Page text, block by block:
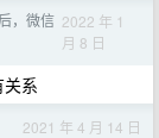
，微信 2022 年 1
月 8 日
系
2021 年 4 月 14 日